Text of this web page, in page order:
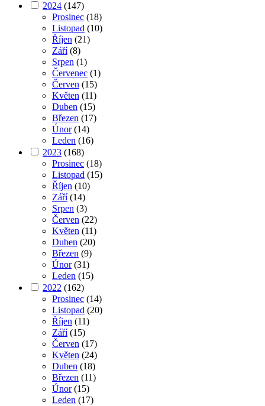
2024 (147)
Prosinec (18)
Listopad (10)
Říjen (21)
Září(8)
Srpen (1)
Červenec (1)
Červen (15)
Květen (11)
Duben (15)
Březen (17)
Únor(14)
Leden (16)
2023 (168)
Prosinec (18)
Listopad (15)
Říjen (10)
Září(14)
Srpen (3)
Červen (22)
Květen (11)
Duben (20)
Březen (9)
Únor(31)
Leden (15)
2022 (162)
Prosinec (14)
Listopad (20)
Říjen (11)
Září(15)
Červen (17)
Květen (24)
Duben (18)
Březen (11)
Únor(15)
Leden (17)